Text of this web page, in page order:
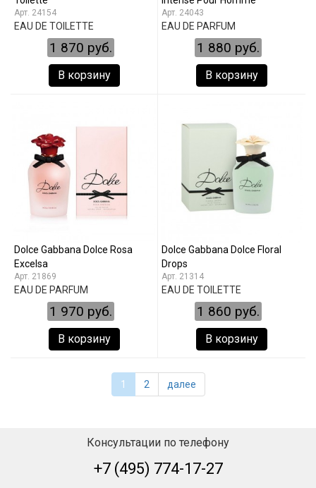
24154
EAU DE TOILETTE
1 870 руб.
В корзину
24043
EAU DE PARFUM
1 880 руб.
В корзину
Dolce Gabbana Dolce Rosa
Excelsa
21869
EAU DE PARFUM
1 970 руб.
В корзину
Dolce Gabbana Dolce Floral
Drops
21314
EAU DE TOILETTE
1 860 руб.
В корзину
1 2 далее
Консультации по телефону
+7 (495) 774-17-27